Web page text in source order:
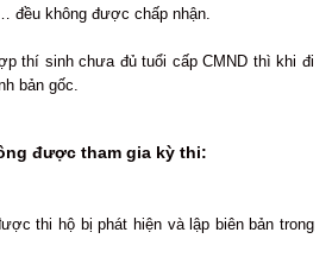
đều không được chấp nhận.
thí sinh chưa đủ tuổi cấp CMND thì khi đi
bản gốc.
được tham gia kỳ thi:
thi hộ bị phát hiện và lập biên bản trong